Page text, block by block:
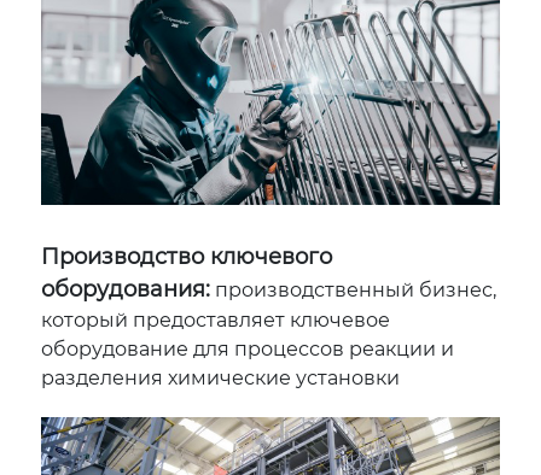
Производство ключевого
оборудования: производственный бизнес,
который предоставляет ключевое
оборудование для процессов реакции и
разделения химические установки